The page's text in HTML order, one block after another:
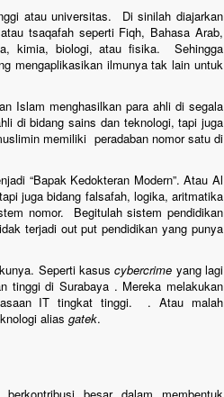
atau universitas. Di sinilah diajarkan
tsaqafah seperti Fiqh, Bahasa Arab,
kimia, biologi, atau fisika. Sehingga
mengaplikasikan ilmunya tak lain untuk
Islam menghasilkan para ahli di segala
di bidang sains dan teknologi, tapi juga
memiliki peradaban nomor satu di
“Bapak Kedokteran Modern”. Atau Al
juga bidang falsafah, logika, aritmatika
nomor. Begitulah sistem pendidikan
terjadi out put pendidikan yang punya
Seperti kasuscybercrime yang lagi
tinggi di Surabaya . Mereka melakukan
IT tingkat tinggi. . Atau malah
alias gatek.